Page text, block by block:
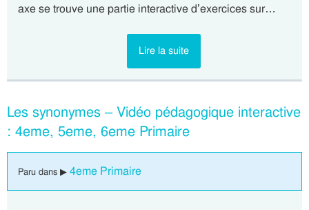
axe se trouve une partie interactive d’exercices sur…
Lire la suite
Les synonymes – Vidéo pédagogique interactive
: 4eme, 5eme, 6eme Primaire
Paru dans ▶ 4eme Primaire